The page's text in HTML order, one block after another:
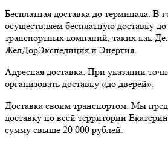
Бесплатная доставка до терминала: В
осуществляем бесплатную доставку
транспортных компаний, таких как
ЖелДорЭкспедиция и Энергия.
Адресная доставка: При указании
организовать доставку «до дверей».
Доставка своим транспортом: Мы
доставку по всей территории
сумму свыше 20 000 рублей.